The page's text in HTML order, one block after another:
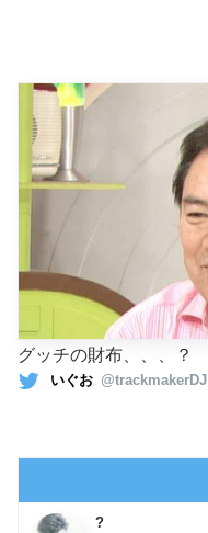
グッチの財布、、、？
いぐお @trackmakerDJ
?